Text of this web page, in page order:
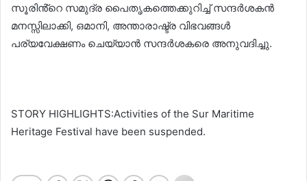
സൂരിൻ്റെ സമുദ്ര പൈതൃകത്തെക്കുറിച്ച് സന്ദർശകൻ
മനസ്സിലാക്കി, ഒമാനി, അന്താരാഷ്ട്ര വിഭവങ്ങൾ
പര്യവേക്ഷണം ചെയ്യാൻ സന്ദർശകരെ അനുവദിച്ചു.
STORY HIGHLIGHTS:Activities of the Sur Maritime
Heritage Festival have been suspended.